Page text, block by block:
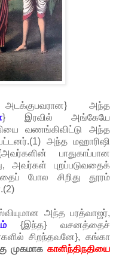
அந்த
} இரவில் அங்கேயே
வணங்கிவிட்டு அந்த
அந்த மஹாரிஷி
பாதுகாப்பான
அவர்கள் புறப்படுவதைக்
போல சிறிது தூரம்
அந்த பரத்வாஜர்,
{இந்த} வசனத்தைச்
சிறந்தவனே}, கங்கா
முகமாக காளிந்திநதியை